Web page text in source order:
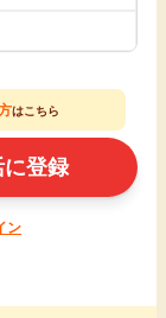
はこちら
登録
ン